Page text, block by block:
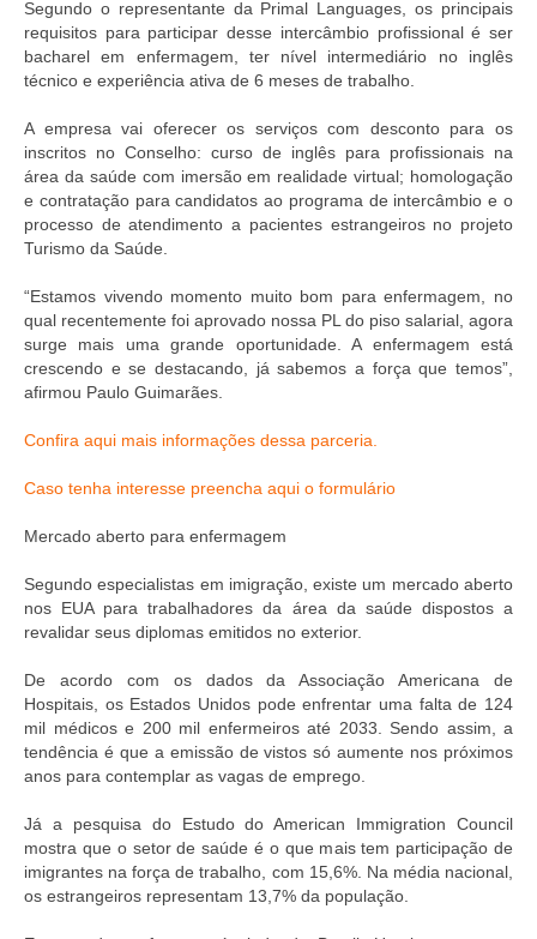
Responsabilidade Técnica
Legislações
Portarias
Resoluções
Processos Éticos
Censura Pública
Valores dos serviços
Notícias
Ouvidoria
Fale Conosco
NEP
Segundo o representante da Primal Languages, os principais
requisitos para participar desse intercâmbio profissional é ser
bacharel em enfermagem, ter nível intermediário no inglês
técnico e experiência ativa de 6 meses de trabalho.
A empresa vai oferecer os serviços com desconto para os
inscritos no Conselho: curso de inglês para profissionais na
área da saúde com imersão em realidade virtual; homologação
e contratação para candidatos ao programa de intercâmbio e o
processo de atendimento a pacientes estrangeiros no projeto
Turismo da Saúde.
“Estamos vivendo momento muito bom para enfermagem, no
qual recentemente foi aprovado nossa PL do piso salarial, agora
surge mais uma grande oportunidade. A enfermagem está
crescendo e se destacando, já sabemos a força que temos”,
afirmou Paulo Guimarães.
Confira aqui mais informações dessa parceria.
Caso tenha interesse preencha aqui o formulário
Mercado aberto para enfermagem
Segundo especialistas em imigração, existe um mercado aberto
nos EUA para trabalhadores da área da saúde dispostos a
revalidar seus diplomas emitidos no exterior.
De acordo com os dados da Associação Americana de
Hospitais, os Estados Unidos pode enfrentar uma falta de 124
mil médicos e 200 mil enfermeiros até 2033. Sendo assim, a
tendência é que a emissão de vistos só aumente nos próximos
anos para contemplar as vagas de emprego.
Já a pesquisa do Estudo do American Immigration Council
mostra que o setor de saúde é o que mais tem participação de
imigrantes na força de trabalho, com 15,6%. Na média nacional,
os estrangeiros representam 13,7% da população.